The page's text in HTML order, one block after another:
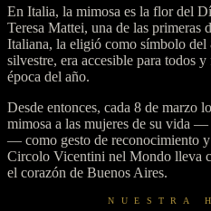
En Italia, la mimosa es la flor del
Teresa Mattei, una de las primeras
Italiana, la eligió como símbolo del
silvestre, era accesible para todos
época del año.
Desde entonces, cada 8 de marzo
mimosa a las mujeres de su vida —
— como gesto de reconocimiento
Circolo Vicentini nel Mondo lleva
el corazón de Buenos Aires.
N U E S T R A